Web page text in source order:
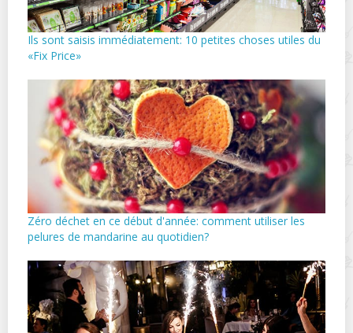
Ils sont saisis immédiatement: 10 petites choses utiles du
«Fix Price»
Zéro déchet en ce début d'année: comment utiliser les
pelures de mandarine au quotidien?